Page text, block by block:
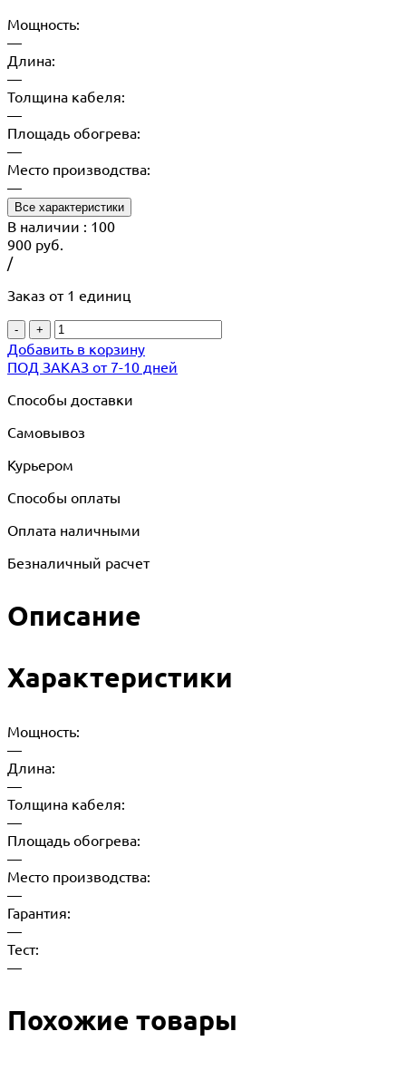
Мощность:
—
Длина:
—
Толщина кабеля:
—
Площадь обогрева:
—
Место производства:
—
Все характеристики
В наличии : 100
900 руб.
/
Заказ от 1 единиц
- +
Добавить в корзину
ПОД ЗАКАЗ от 7-10 дней
Способы доставки
Самовывоз
Курьером
Способы оплаты
Оплата наличными
Безналичный расчет
Описание
Характеристики
Мощность:
—
Длина:
—
Толщина кабеля:
—
Площадь обогрева:
—
Место производства:
—
Гарантия:
—
Тест:
—
Похожие товары